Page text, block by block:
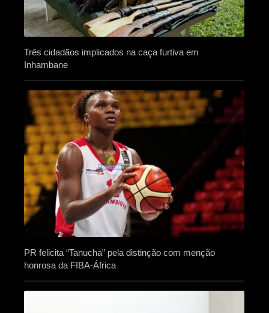
Três cidadãos implicados na caça furtiva em
Inhambane
PR felicita “Tanucha” pela distinção com menção
honrosa da FIBA-África